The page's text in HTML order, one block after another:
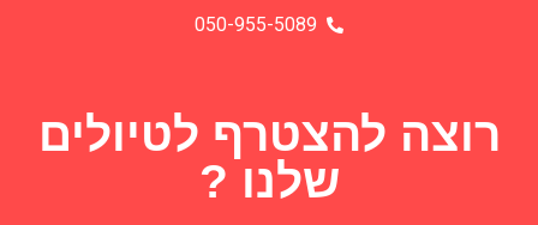
050-955-5089
רוצה להצטרף לטיולים
שלנו ?